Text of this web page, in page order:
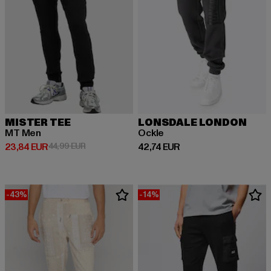
MISTER TEE
MT Men
23,84 EUR
Derzeitiger Preis: 23,84 EUR
44,99 EURAktionspreis: 44,99 EUR
LONSDALE LONDON
Ockle
42,74 EUR
Derzeitiger Preis: 42,74 EUR
-43% -14%